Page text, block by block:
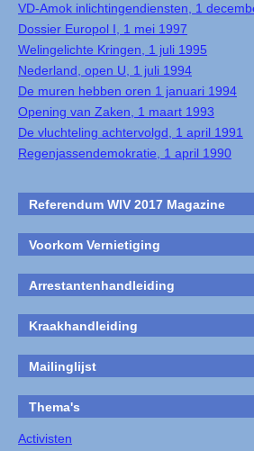
VD-Amok inlichtingendiensten, 1
Dossier Europol I, 1 mei 1997
Welingelichte Kringen, 1 juli 1995
Nederland, open U, 1 juli 1994
De muren hebben oren 1 januari 1994
Opening van Zaken, 1 maart 1993
De vluchteling achtervolgd, 1 april 1991
Regenjassendemokratie, 1 april 1990
Referendum WIV 2017 Magazine
Voorkom Vernietiging
Arrestantenhandleiding
Kraakhandleiding
Mailinglijst
Thema's
Activisten